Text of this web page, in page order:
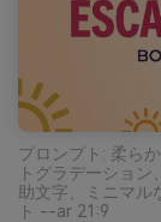
プロンプト: 柔ら
トグラデーショ
助文字、ミニマル
ト --ar 21:9